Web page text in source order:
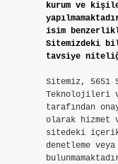
kurum ve
isim
Sitemizdeki
tavsiye
Sitemiz, 5651
Teknolojileri
tarafından
olarak hizmet
sitedeki
denetleme